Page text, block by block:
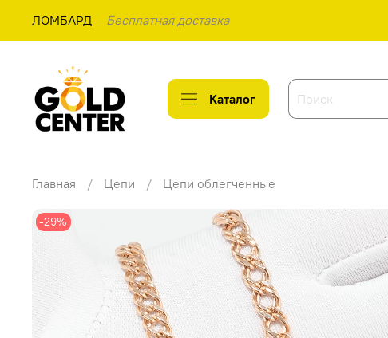
ЛОМБАРД Бесплатная доставка
Каталог
Главная Цепи Цепи облегченные
-29%